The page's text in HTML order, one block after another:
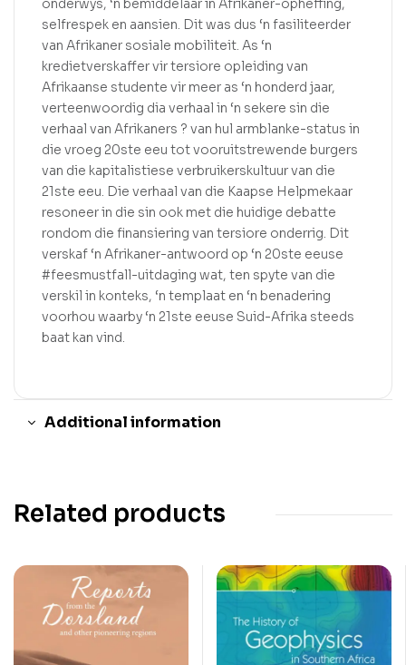
onderwys, ‘n bemiddelaar in Afrikaner-opheffing,
selfrespek en aansien. Dit was dus ‘n fasiliteerder
van Afrikaner sosiale mobiliteit. As ‘n
kredietverskaffer vir tersiore opleiding van
Afrikaanse studente vir meer as ‘n honderd jaar,
verteenwoordig dia verhaal in ‘n sekere sin die
verhaal van Afrikaners ? van hul armblanke-status in
die vroeg 20ste eeu tot vooruitstrewende burgers
van die kapitalistiese verbruikerskultuur van die
21ste eeu. Die verhaal van die Kaapse Helpmekaar
resoneer in die sin ook met die huidige debatte
rondom die finansiering van tersiore onderrig. Dit
verskaf ‘n Afrikaner-antwoord op ‘n 20ste eeuse
#feesmustfall-uitdaging wat, ten spyte van die
verskil in konteks, ‘n templaat en ‘n benadering
voorhou waarby ‘n 21ste eeuse Suid-Afrika steeds
baat kan vind.
Additional information
Related products